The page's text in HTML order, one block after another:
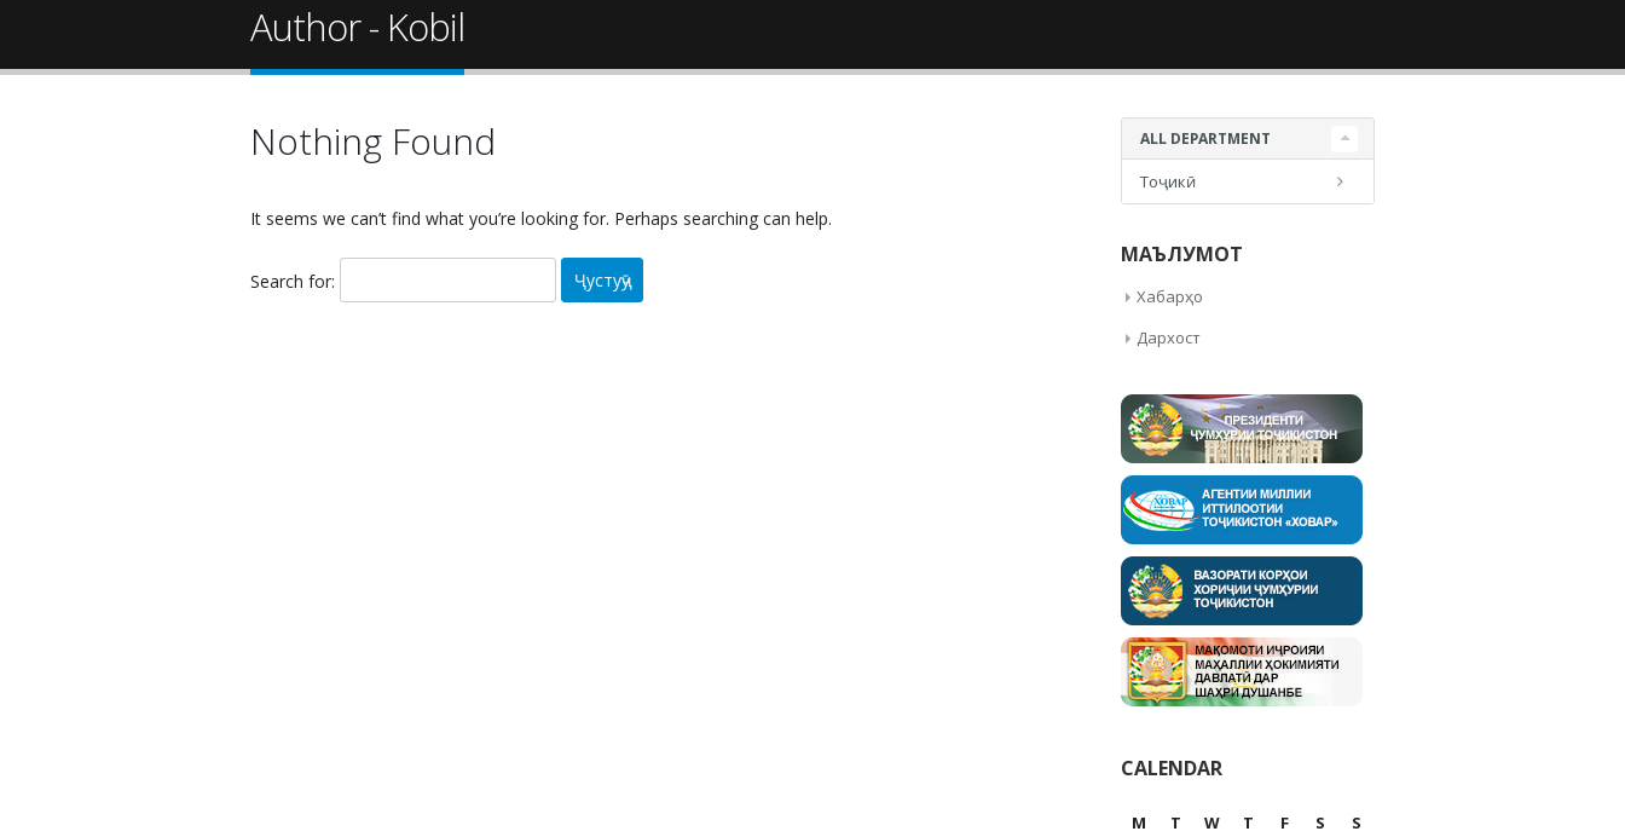
Author - Kobil
Nothing Found
It seems we can’t find what you’re looking for. Perhaps searching can help.
Search for:
ALL DEPARTMENT
Тоҷикӣ
МАЪЛУМОТ
Хабарҳо
Дархост
CALENDAR
M T W T F S S